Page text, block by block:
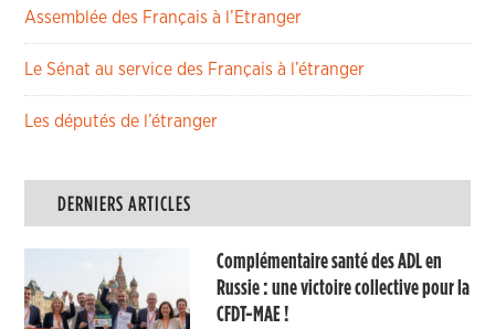
Assemblée des Français à l’Etranger
Le Sénat au service des Français à l’étranger
Les députés de l’étranger
DERNIERS ARTICLES
Complémentaire santé des ADL en
Russie : une victoire collective pour la
CFDT-MAE !